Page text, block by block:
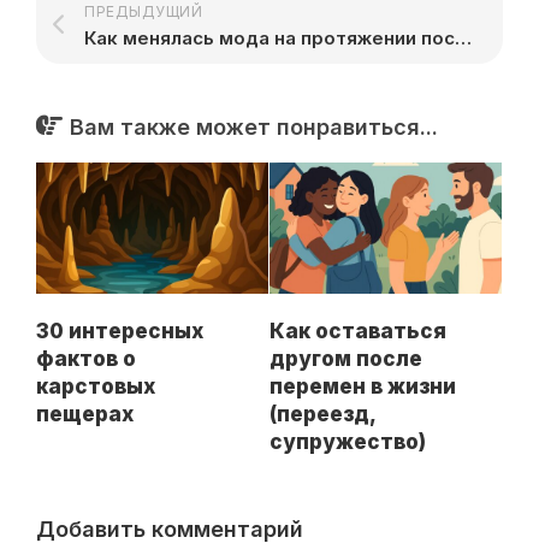
ПРЕДЫДУЩИЙ
Как менялась мода на протяжении последних 100 лет
Вам также может понравиться...
30 интересных
фактов о
карстовых
пещерах
Как оставаться
другом после
перемен в жизни
(переезд,
супружество)
Добавить комментарий